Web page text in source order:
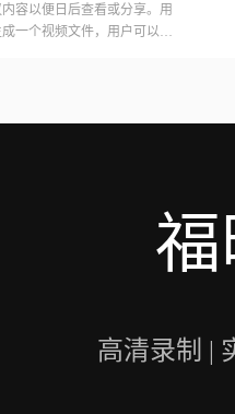
容以便日后查看或分享。用
一个视频文件，用户可以在
高清录制 |